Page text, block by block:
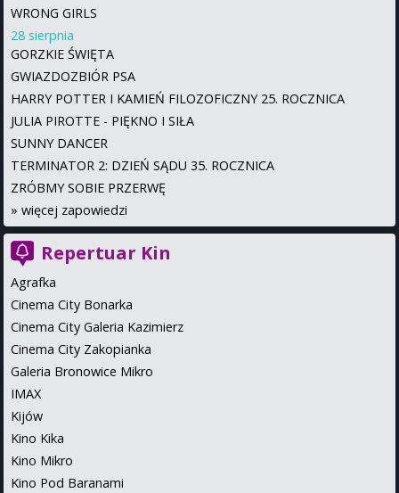
WRONG GIRLS
28 sierpnia
GORZKIE ŚWIĘTA
GWIAZDOZBIÓR PSA
HARRY POTTER I KAMIEŃ FILOZOFICZNY 25. ROCZNICA
JULIA PIROTTE - PIĘKNO I SIŁA
SUNNY DANCER
TERMINATOR 2: DZIEŃ SĄDU 35. ROCZNICA
ZRÓBMY SOBIE PRZERWĘ
» więcej zapowiedzi
Repertuar Kin
Agrafka
Cinema City Bonarka
Cinema City Galeria Kazimierz
Cinema City Zakopianka
Galeria Bronowice Mikro
IMAX
Kijów
Kino Kika
Kino Mikro
Kino Pod Baranami